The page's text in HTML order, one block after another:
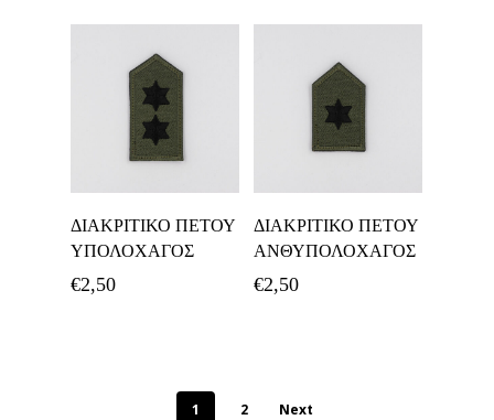
Καλάθι
ΔΙΑΚΡΙΤΙΚΟ ΠΕΤΟΥ
ΥΠΟΛΟΧΑΓΟΣ
€2,50
Καλάθι
ΔΙΑΚΡΙΤΙΚΟ ΠΕΤΟΥ
ΑΝΘΥΠΟΛΟΧΑΓΟΣ
€2,50
1 2 Next